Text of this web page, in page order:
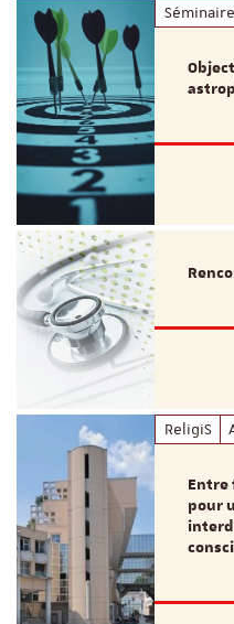
Séminaire
ReligiS
pour